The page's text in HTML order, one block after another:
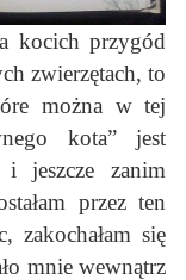
kocich przygód
zwierzętach, to
można w tej
kota” jest
i jeszcze zanim
przez ten
zakochałam się
mnie wewnątrz